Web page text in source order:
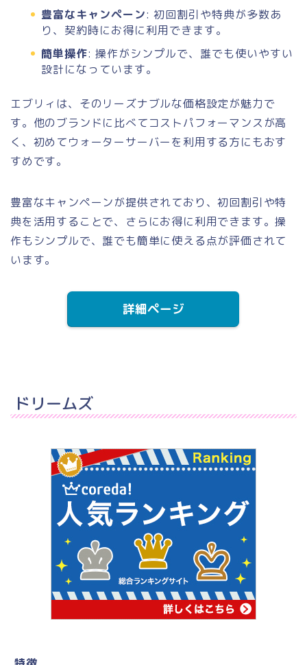
豊富なキャンペーン: 初回割引や特典が多数あ
り、契約時にお得に利用できます。
簡単操作: 操作がシンプルで、誰でも使いやすい
設計になっています。
エブリィは、そのリーズナブルな価格設定が魅力で
す。他のブランドに比べてコストパフォーマンスが高
く、初めてウォーターサーバーを利用する方にもおす
すめです。
豊富なキャンペーンが提供されており、初回割引や特
典を活用することで、さらにお得に利用できます。操
作もシンプルで、誰でも簡単に使える点が評価されて
います。
詳細ページ
ドリームズ